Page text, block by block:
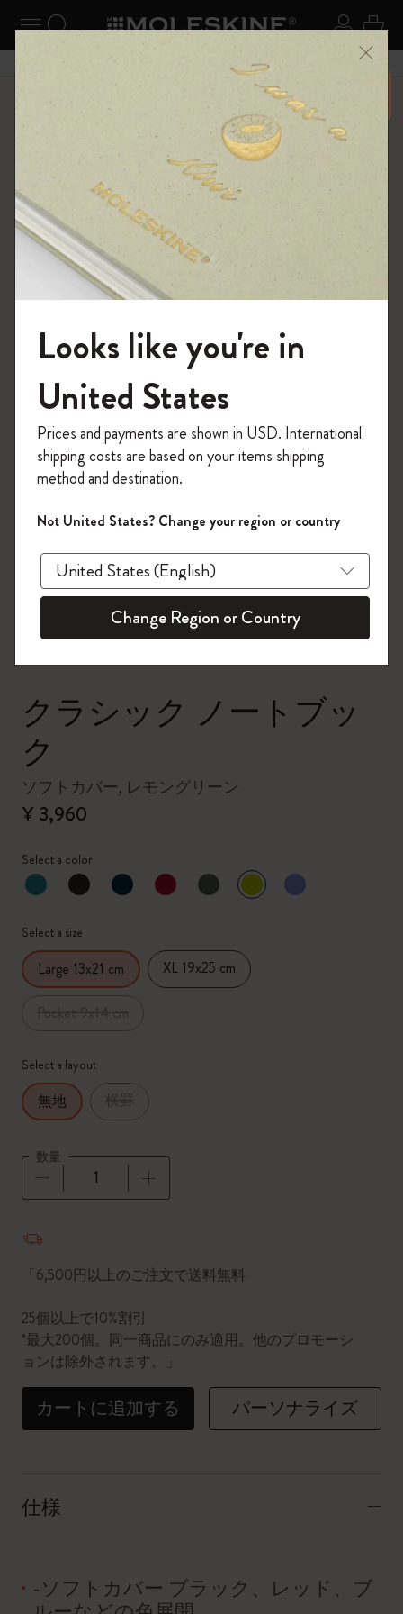
ナビゲーションの切替 ログ
検索 (キーワードなど) カ
6,500円以上のご購入で送料無料 メニ
ーを閉じる
ショップ The Original Notebook
クラシック ノートブッ
ク
ソフトカバー, レモングリーン
¥ 3,960
Select a color
選択済
*選択したカラー
Select a size
Large 13x21 cm XL 19x25 cm
Select a layout
無地
数量
「6,500円以上のご注文で送料無料
25個以上で10%割引
*最大200個。同一商品にのみ適用。他のプロモーシ
ョンは除外されます。」
カートに追加する パーソナライズ
仕様
-ソフトカバー ブラック、レッド、ブ
モレスキンの世界へようこそ
「WELCOME10」を入力すると、初回注
文が10%オフ＋送料無料になります。セ
ール・アウトレット品は適用外。
Moleskineアカウントを作成して限定オフ
ァーや会員特典、さらに多くのインスピ
レーションを手に入れましょう。
今すぐ会員登録 !
Looks like you're in
United States
Prices and payments are shown in USD. International
shipping costs are based on your items shipping
method and destination.
Not United States? Change your region or country
Change Region or Country